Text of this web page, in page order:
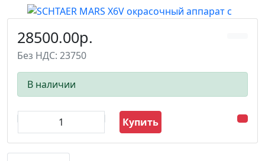
28500.00р.
Без НДС: 23750
В наличии
Купить